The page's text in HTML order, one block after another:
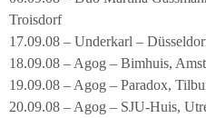
Troisdorf
17.09.08 – Underkarl –
18.09.08 – Agog – Bimhuis,
19.09.08 – Agog – Paradox,
20.09.08 – Agog – SJU-Huis,